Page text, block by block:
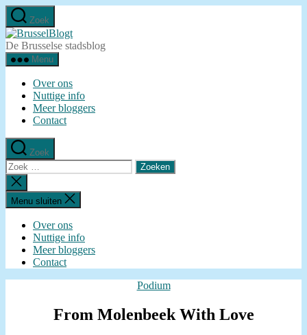
Ga
naar
de
inhoud
Zoek
BrusselBlogt
De Brusselse stadsblog
Menu
Over ons
Nuttige info
Meer bloggers
Contact
Zoek
Zoeken
naar:
Zoeken
sluiten
Menu sluiten
Over ons
Nuttige info
Meer bloggers
Contact
Categorieën
Podium
From Molenbeek With Love